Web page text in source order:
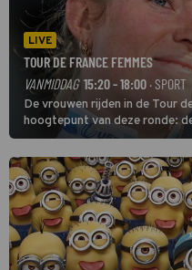
LIVE
TOUR DE FRANCE FEMMES
VANMIDDAG 15:20 - 18:00 · SPORT
De vrouwen rijden in de Tour
hoogtepunt van deze ronde:
finishten de vrouwen voor
buitencategorie. De aanloop